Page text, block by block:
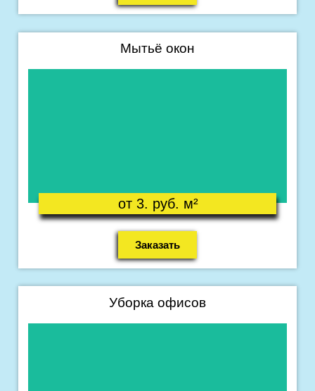
Мытьё окон
от 3. руб. м²
Заказать
Уборка офисов